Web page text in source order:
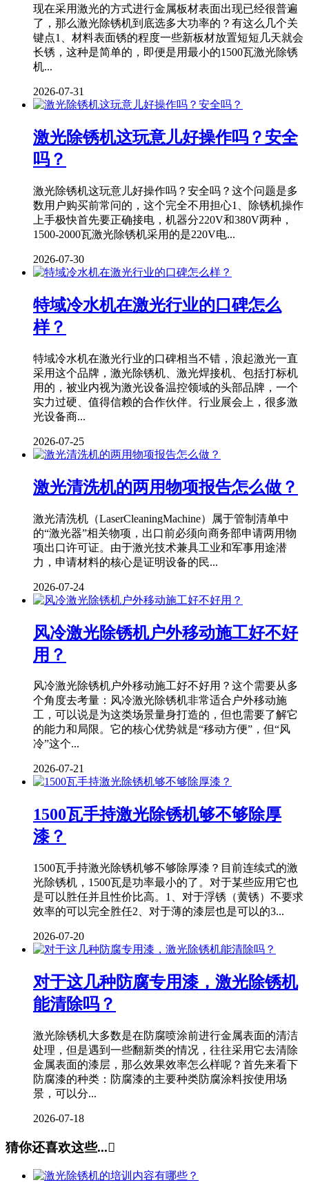
现在采用激光的方式进行金属板材表面出现已经很普遍
了，那么激光除锈机到底选多大功率的？有这么几个关
键点1、材料表面锈的程度一些新板材放置短短几天就会
长锈，这种是简单的，即便是用最小的1500瓦激光除锈
机...
2026-07-31
激光除锈机这玩意儿好操作吗？安全
吗？
激光除锈机这玩意儿好操作吗？安全吗？这个问题是多
数用户购买前常问的，这个完全不用担心1、除锈机操作
上手极快首先要正确接电，机器分220V和380V两种，
1500-2000瓦激光除锈机采用的是220V电...
2026-07-30
特域冷水机在激光行业的口碑怎么
样？
特域冷水机在激光行业的口碑相当不错，浪起激光一直
采用这个品牌，激光除锈机、激光焊接机、包括打标机
用的，被业内视为激光设备温控领域的头部品牌，一个
实力过硬、值得信赖的合作伙伴。行业展会上，很多激
光设备商...
2026-07-25
激光清洗机的两用物项报告怎么做？
激光清洗机（LaserCleaningMachine）属于管制清单中
的“激光器”相关物项，出口前必须向商务部申请两用物
项出口许可证。由于激光技术兼具工业和军事用途潜
力，申请材料的核心是证明设备的民...
2026-07-24
风冷激光除锈机户外移动施工好不好
用？
风冷激光除锈机户外移动施工好不好用？这个需要从多
个角度去考量：风冷激光除锈机非常适合户外移动施
工，可以说是为这类场景量身打造的，但也需要了解它
的能力和局限。它的核心优势就是“移动方便”，但“风
冷”这个...
2026-07-21
1500瓦手持激光除锈机够不够除厚
漆？
1500瓦手持激光除锈机够不够除厚漆？目前连续式的激
光除锈机，1500瓦是功率最小的了。对于某些应用它也
是可以胜任并且性价比高。1、对于浮锈（黄锈）不要求
效率的可以完全胜任2、对于薄的漆层也是可以的3...
2026-07-20
对于这几种防腐专用漆，激光除锈机
能清除吗？
激光除锈机大多数是在防腐喷涂前进行金属表面的清洁
处理，但是遇到一些翻新类的情况，往往采用它去清除
金属表面的漆层，那么效果效率怎么样呢？首先来看下
防腐漆的种类：防腐漆的主要种类防腐涂料按使用场
景，可以分...
2026-07-18
猜你还喜欢这些...